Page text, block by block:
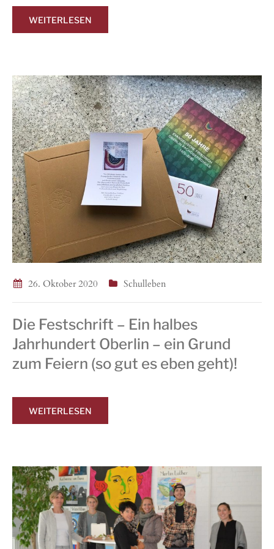
WEITERLESEN
26. Oktober 2020 Schulleben
Die Festschrift – Ein halbes
Jahrhundert Oberlin – ein Grund
zum Feiern (so gut es eben geht)!
WEITERLESEN